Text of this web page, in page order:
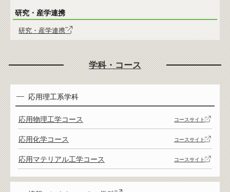
研究・産学連携
研究・産学連携
学科・コース
応用理工系学科
応用物理工学コース コースサイト
応用化学コース コースサイト
応用マテリアル工学コース コースサイト